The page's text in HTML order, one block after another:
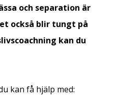
och separation är
också blir tungt på
kan du
kan få hjälp med: